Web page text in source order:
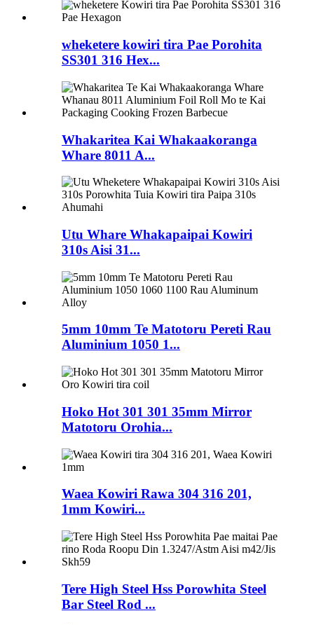
wheketere kowiri tira Pae Porohita
SS301 316 Hex...
Whakaritea Kai Whakaakoranga
Whare 8011 A...
Utu Whare Whakapaipai Kowiri
310s Aisi 31...
5mm 10mm Te Matotoru Pereti Rau
Aluminium 1050 1...
Hoko Hot 301 301 35mm Mirror
Matotoru Orohia...
Waea Kowiri Rawa 304 316 201,
1mm Kowiri...
Tere High Steel Hss Porowhita Steel
Bar Steel Rod ...